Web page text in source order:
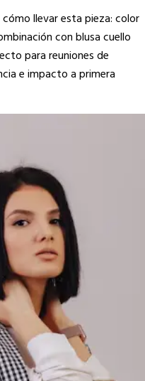
llevar esta pieza: color
con blusa cuello
para reuniones de
e impacto a primera